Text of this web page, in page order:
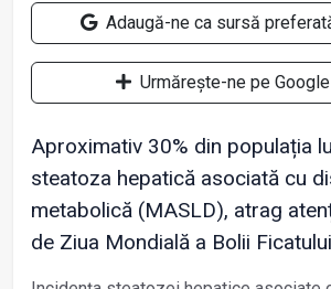
Adaugă-ne ca sursă
Urmărește-ne pe
Aproximativ 30% din populația
steatoza hepatică asociată cu
metabolică (MASLD), atrag
de Ziua Mondială a Bolii